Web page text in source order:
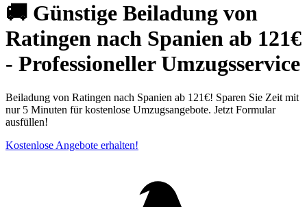
🚚 Günstige Beiladung von
Ratingen nach Spanien ab 121€
- Professioneller Umzugsservice
Beiladung von Ratingen nach Spanien ab 121€! Sparen Sie Zeit mit
nur 5 Minuten für kostenlose Umzugsangebote. Jetzt Formular
ausfüllen!
Kostenlose Angebote erhalten!